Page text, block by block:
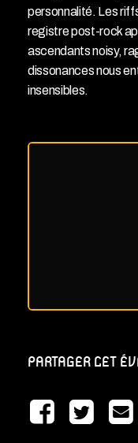
personnalité. Les
registre post-rock
ascendants noisy,
dissonances nous
insensibles.
PARTAGER CET